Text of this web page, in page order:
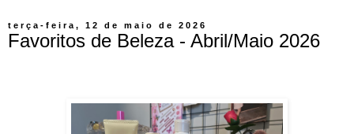
terça-feira, 12 de maio de 2026
Favoritos de Beleza - Abril/Maio 2026